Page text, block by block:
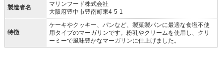
製造者名
マリンフード株式会社
大阪府豊中市豊南町東4-5-1
特徴
ケーキやクッキー、パンなど、製菓製パンに最適な食塩不使
用タイプのマーガリンです。粉乳やクリームを使用し、クリ
ーミーで風味豊かなマーガリンに仕上げました。